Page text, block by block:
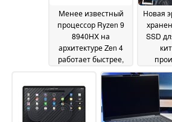
Менее известный
процессор Ryzen 9
8940HX на
архитектуре Zen 4
работает быстрее,
чем многие ноутбуки
Ryzen на
архитектуре Zen 5
July 2026
Новая
SSD